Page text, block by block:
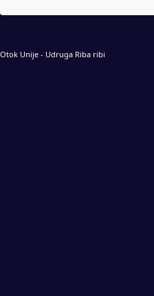
Otok Unije - Udruga Riba ribi